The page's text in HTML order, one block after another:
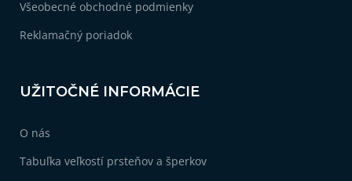
Všeobecné obchodné podmienky
Reklamačný poriadok
UŽITOČNÉ INFORMÁCIE
O nás
Tabuľka veľkostí prsteňov a šperkov